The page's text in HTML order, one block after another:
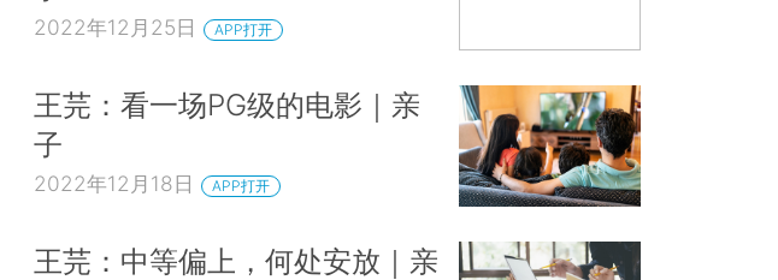
2022年12月25日 APP打开
王芫：看一场PG级的电影｜亲
子
2022年12月18日 APP打开
王芫：中等偏上，何处安放｜亲